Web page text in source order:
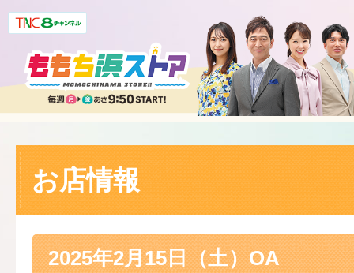
お店情報
2025年2月15日（土）OA